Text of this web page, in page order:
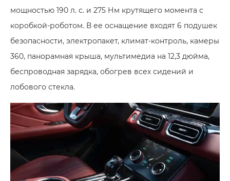
мощностью 190 л. с. и 275 Нм крутящего момента с
коробкой-роботом. В ее оснащение входят 6 подушек
безопасности, электропакет, климат-контроль, камеры
360, панорамная крыша, мультимедиа на 12,3 дюйма,
беспроводная зарядка, обогрев всех сидений и
лобового стекла.